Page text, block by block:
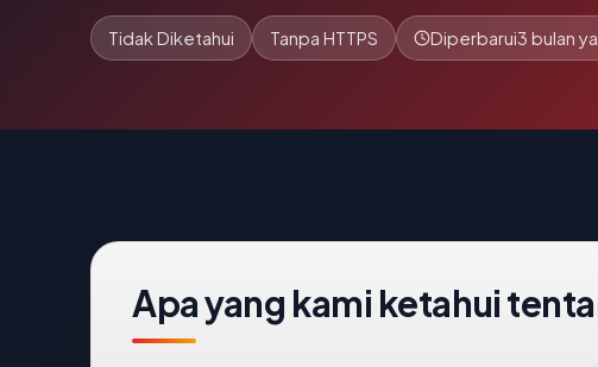
Tidak Diketahui Tanpa HTTPS Diperbarui3 bulan
Apa yang kami ketahui